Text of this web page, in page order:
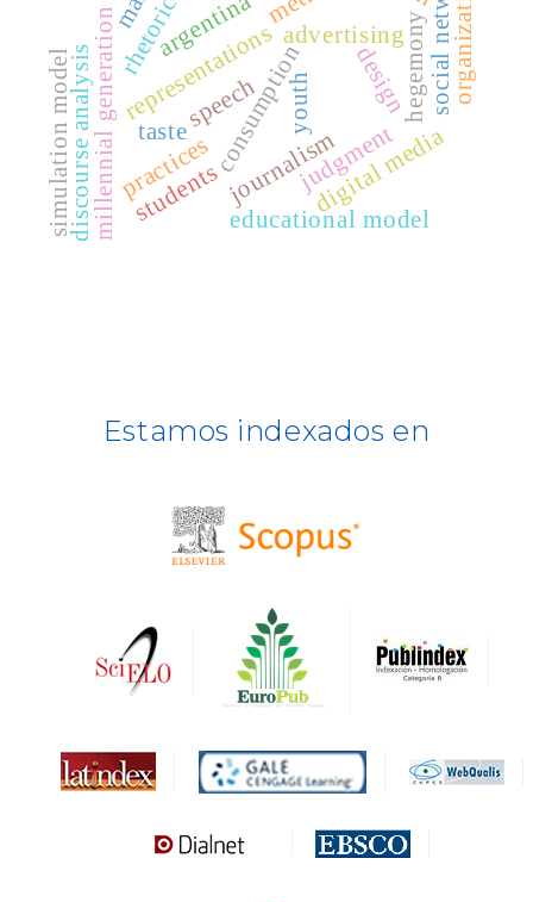
Latindex
Dialnet
Fuente Acádemica Premier - EBSCO -
REDIB
CLASE
BASE
DARDO
MIAR
Sapiens Research
argentina
youth
consumption
speech
advertisinghegemony
practices
representations design
taste judgment
journalism
millennial generation digital media
students
discourse analysis
rhetoric
educational model
organization
simulation model
Estamos indexados en